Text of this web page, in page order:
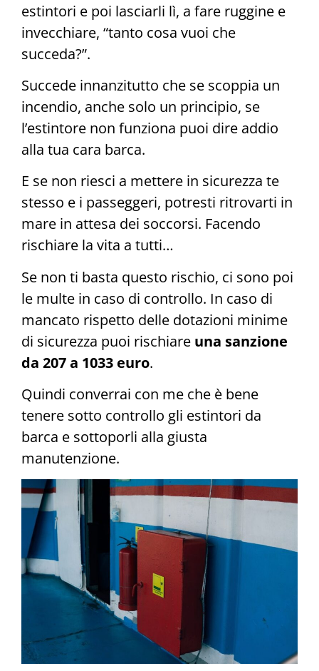
estintori e poi lasciarli lì, a fare ruggine e
invecchiare, “tanto cosa vuoi che
succeda?”.
Succede innanzitutto che se scoppia un
incendio, anche solo un principio, se
l’estintore non funziona puoi dire addio
alla tua cara barca.
E se non riesci a mettere in sicurezza te
stesso e i passeggeri, potresti ritrovarti in
mare in attesa dei soccorsi. Facendo
rischiare la vita a tutti…
Se non ti basta questo rischio, ci sono poi
le multe in caso di controllo. In caso di
mancato rispetto delle dotazioni minime
di sicurezza puoi rischiare una sanzione
da 207 a 1033 euro.
Quindi converrai con me che è bene
tenere sotto controllo gli estintori da
barca e sottoporli alla giusta
manutenzione.